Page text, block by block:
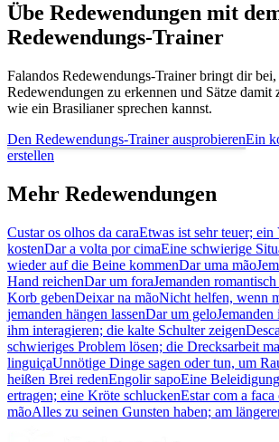
Übe Redewendungen mit
Redewendungs-Trainer
Falandos Redewendungs-Trainer bringt dir
Redewendungen zu erkennen und Sätze damit
wie ein Brasilianer sprechen kannst.
Den Redewendungs-Trainer ausprobierenEin
erstellen
Mehr Redewendungen
Custar os olhos da caraEtwas ist sehr teuer; ein
kostenDar a volta por cimaEine schwierige
wieder auf die Beine kommenDar uma mão
Hand reichenDar um foraJemanden
Korb gebenDeixar na mãoNicht helfen, wenn
jemanden hängen lassenDar um gelo
ihm interagieren; die kalte Schulter zeigen
schwieriges Problem lösen; die Drecksarbeit
linguiçaUnnötige Dinge sagen oder tun, um
heißen Brei redenEngolir sapoEine
ertragen; eine Kröte schluckenEstar com a faca
mãoAlles zu seinen Gunsten haben; am